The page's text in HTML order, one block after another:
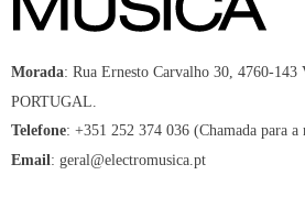
Morada: Rua Ernesto Carvalho 30, 4760-143
PORTUGAL.
Telefone: +351 252 374 036 (Chamada para
Email: geral@electromusica.pt